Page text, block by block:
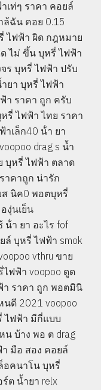
เท่ๆ ราคา คอยล์
ล้ฉัน คอย 0.15
ไฟฟ้า ผิด กฎหมาย
ไม่ ขึ้น บุหรี่ ไฟฟ้า
ร บุหรี่ ไฟฟ้า ปรับ
ยา บุหรี่ ไฟฟ้า
า ราคา ถูก ครับ
รี่ ไฟฟ้า ไทย ราคา
าเล็ก40 น้ํา ยา
drag s น้ำ
บุหรี่ ไฟฟ้า ตลาด
าคาถูก น่ารัก
ส นิค0 พอตบุหรี่
งุ่นเย็น
น้ํา ยา อะไร fof
ล์ บุหรี่ ไฟฟ้า smok
vthru ขาย
ฟฟ้า voopoo ดูด
ราคา ถูก พอตมินิ
ดี 2021 voopoo
ไฟฟ้า มีกี่แบบ
น บ้าง พอ ต drag
มือ สอง คอยล์
อคนาโน บุหรี่
ต น้ำยา relx